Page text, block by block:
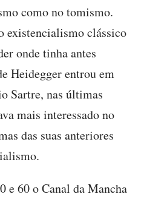
como no tomismo.
existencialismo clássico
onde tinha antes
Heidegger entrou em
Sartre, nas últimas
mais interessado no
das suas anteriores
e 60 o Canal da Mancha